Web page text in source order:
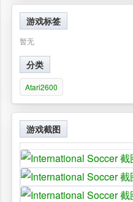
游戏标签
暂无
分类
Atari2600
游戏截图